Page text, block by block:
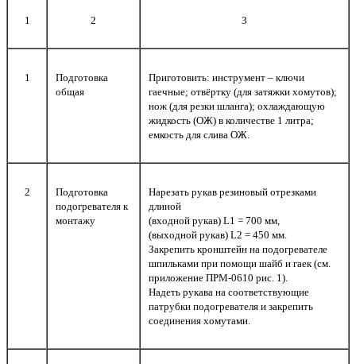
1 2 3
1
Подготовка
общая
Приготовить: инструмент – ключи
гаечные; отвёртку (для затяжки хомутов);
нож (для резки шланга); охлаждающую
жидкость (ОЖ) в количестве 1 литра;
емкость для слива ОЖ.
2
Подготовка
подогревателя к
монтажу
Нарезать рукав резиновый отрезками
длиной
(входной рукав) L1 = 700 мм,
(выходной рукав) L2 = 450 мм.
Закрепить кронштейн на подогревателе
шпильками при помощи шайб и гаек (см.
приложение ПРМ-0610 рис. 1).
Надеть рукава на соответствующие
патрубки подогревателя и закрепить
соединения хомутами.